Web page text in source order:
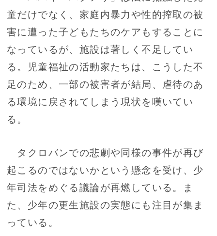
童だけでなく、家庭内暴力や性的搾取の被
害に遭った子どもたちのケアもすることに
なっているが、施設は著しく不足してい
る。児童福祉の活動家たちは、こうした不
足のため、一部の被害者が結局、虐待のあ
る環境に戻されてしまう現状を嘆いてい
る。
タクロバンでの悲劇や同様の事件が再び
起こるのではないかという懸念を受け、少
年司法をめぐる議論が再燃している。ま
た、少年の更生施設の実態にも注目が集ま
っている。